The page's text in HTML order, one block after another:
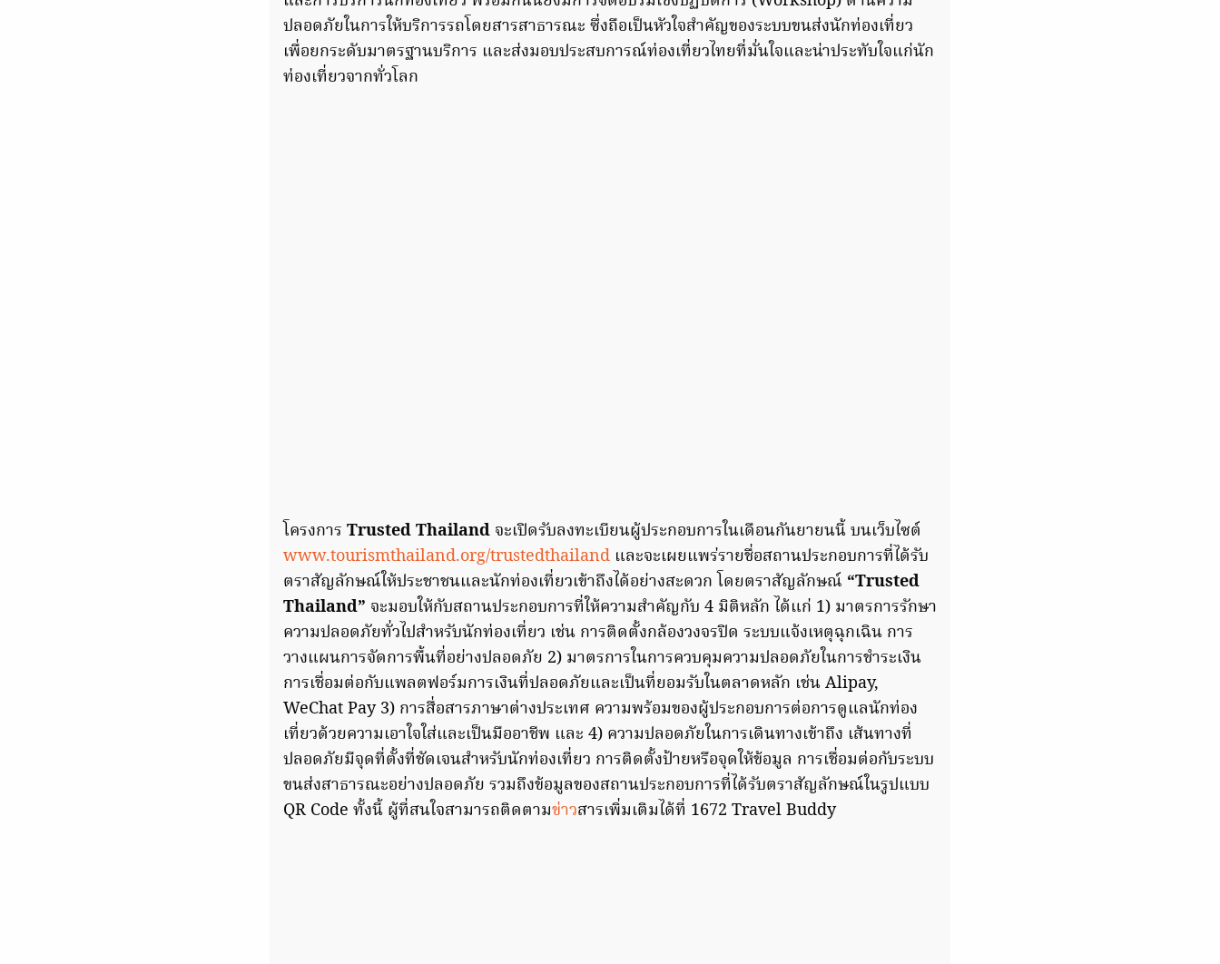
ปลอดภัยในการให้บริการรถโดยสารสาธารณะ ซึ่งถือเป็นหัวใจสำคัญของระบบขนส่งนักท่องเที่ยว
เพื่อยกระดับมาตรฐานบริการ และส่งมอบประสบการณ์ท่องเที่ยวไทยที่มั่นใจและน่าประทับใจแก่นัก
ท่องเที่ยวจากทั่วโลก
โครงการ Trusted Thailand จะเปิดรับลงทะเบียนผู้ประกอบการในเดือนกันยายนนี้ บนเว็บไซต์
www.tourismthailand.org/trustedthailand และจะเผยแพร่รายชื่อสถานประกอบการที่ได้รับ
ตราสัญลักษณ์ให้ประชาชนและนักท่องเที่ยวเข้าถึงได้อย่างสะดวก โดยตราสัญลักษณ์ “Trusted
Thailand” จะมอบให้กับสถานประกอบการที่ให้ความสำคัญกับ 4 มิติหลัก ได้แก่ 1) มาตรการรักษา
ความปลอดภัยทั่วไปสำหรับนักท่องเที่ยว เช่น การติดตั้งกล้องวงจรปิด ระบบแจ้งเหตุฉุกเฉิน การ
วางแผนการจัดการพื้นที่อย่างปลอดภัย 2) มาตรการในการควบคุมความปลอดภัยในการชำระเงิน
การเชื่อมต่อกับแพลตฟอร์มการเงินที่ปลอดภัยและเป็นที่ยอมรับในตลาดหลัก เช่น Alipay,
WeChat Pay 3) การสื่อสารภาษาต่างประเทศ ความพร้อมของผู้ประกอบการต่อการดูแลนักท่อง
เที่ยวด้วยความเอาใจใส่และเป็นมืออาชีพ และ 4) ความปลอดภัยในการเดินทางเข้าถึง เส้นทางที่
ปลอดภัยมีจุดที่ตั้งที่ชัดเจนสำหรับนักท่องเที่ยว การติดตั้งป้ายหรือจุดให้ข้อมูล การเชื่อมต่อกับระบบ
ขนส่งสาธารณะอย่างปลอดภัย รวมถึงข้อมูลของสถานประกอบการที่ได้รับตราสัญลักษณ์ในรูปแบบ
QR Code ทั้งนี้ ผู้ที่สนใจสามารถติดตามข่าวสารเพิ่มเติมได้ที่ 1672 Travel Buddy